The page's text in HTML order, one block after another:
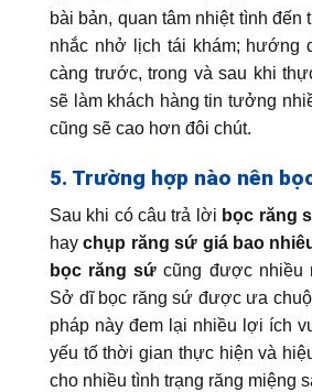
bài bản, quan tâm nhiệt tình đến
nhắc nhở lịch tái khám; hướng
càng trước, trong và sau khi
sẽ làm khách hàng tin tưởng
cũng sẽ cao hơn đôi chút.
5. Trường hợp nào nên
Sau khi có câu trả lời bọc răng
haychụp răng sứ giá bao
bọc răng sứ cũng được nhiều
Sở dĩ bọc răng sứ được ưa
pháp này đem lại nhiều lợi ích
yếu tố thời gian thực hiện và
cho nhiều tình trạng răng miệng